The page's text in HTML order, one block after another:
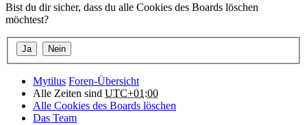
Bist du dir sicher, dass du alle Cookies des Boards löschen
möchtest?
Mytilus Foren-Übersicht
Alle Zeiten sind UTC+01:00
Alle Cookies des Boards löschen
Das Team